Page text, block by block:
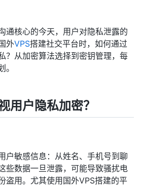
通核心的今天，用户对隐私泄露的
外VPS搭建社交平台时，如何通过
？从加密算法选择到密钥管理，每
用户隐私加密？
户敏感信息：从姓名、手机号到聊
些数据一旦泄露，可能导致骚扰电
盗用。尤其使用国外VPS搭建的平